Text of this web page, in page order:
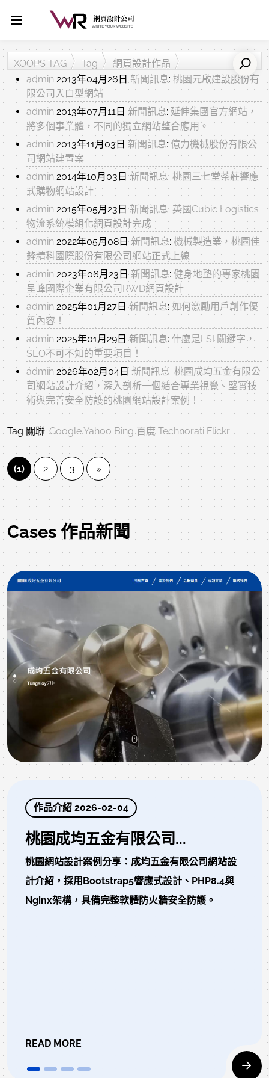
XOOPS TAG Tag
網頁設計作品
admin 2013年04月26日新聞訊息: 桃園元啟建設股份有
限公司入口型網站
admin 2013年07月11日 新聞訊息: 延伸集團官方網站，
將多個事業體，不同的獨立網站整合應用。
admin 2013年11月03日 新聞訊息: 億力機械股份有限公
司網站建置案
admin 2014年10月03日新聞訊息: 桃園三七堂茶莊響應
式購物網站設計
admin 2015年05月23日新聞訊息: 英國Cubic Logistics
物流系統模組化網頁設計完成
admin 2022年05月08日 新聞訊息: 機械製造業，桃園佳
鋒精科國際股份有限公司網站正式上線
admin 2023年06月23日 新聞訊息: 健身地墊的專家桃園
呈峰國際企業有限公司RWD網頁設計
admin 2025年01月27日新聞訊息: 如何激勵用戶創作優
質內容！
admin 2025年01月29日新聞訊息: 什麼是LSI 關鍵字，
SEO不可不知的重要項目！
admin 2026年02月04日 新聞訊息: 桃園成均五金有限公
司網站設計介紹，深入剖析一個結合專業視覺、堅實技
術與完善安全防護的桃園網站設計案例！
Tag 關聯: GoogleYahoo Bing 百度 Technorati Flickr
(1) 2 3 »
Cases 作品新聞
作品介紹 2026-02-04
桃園成均五金有限公司...
桃園網站設計案例分享：成均五金有限公司網站設
計介紹，採用Bootstrap5響應式設計、PHP8.4與
Nginx架構，具備完整軟體防火牆安全防護。
READ MORE